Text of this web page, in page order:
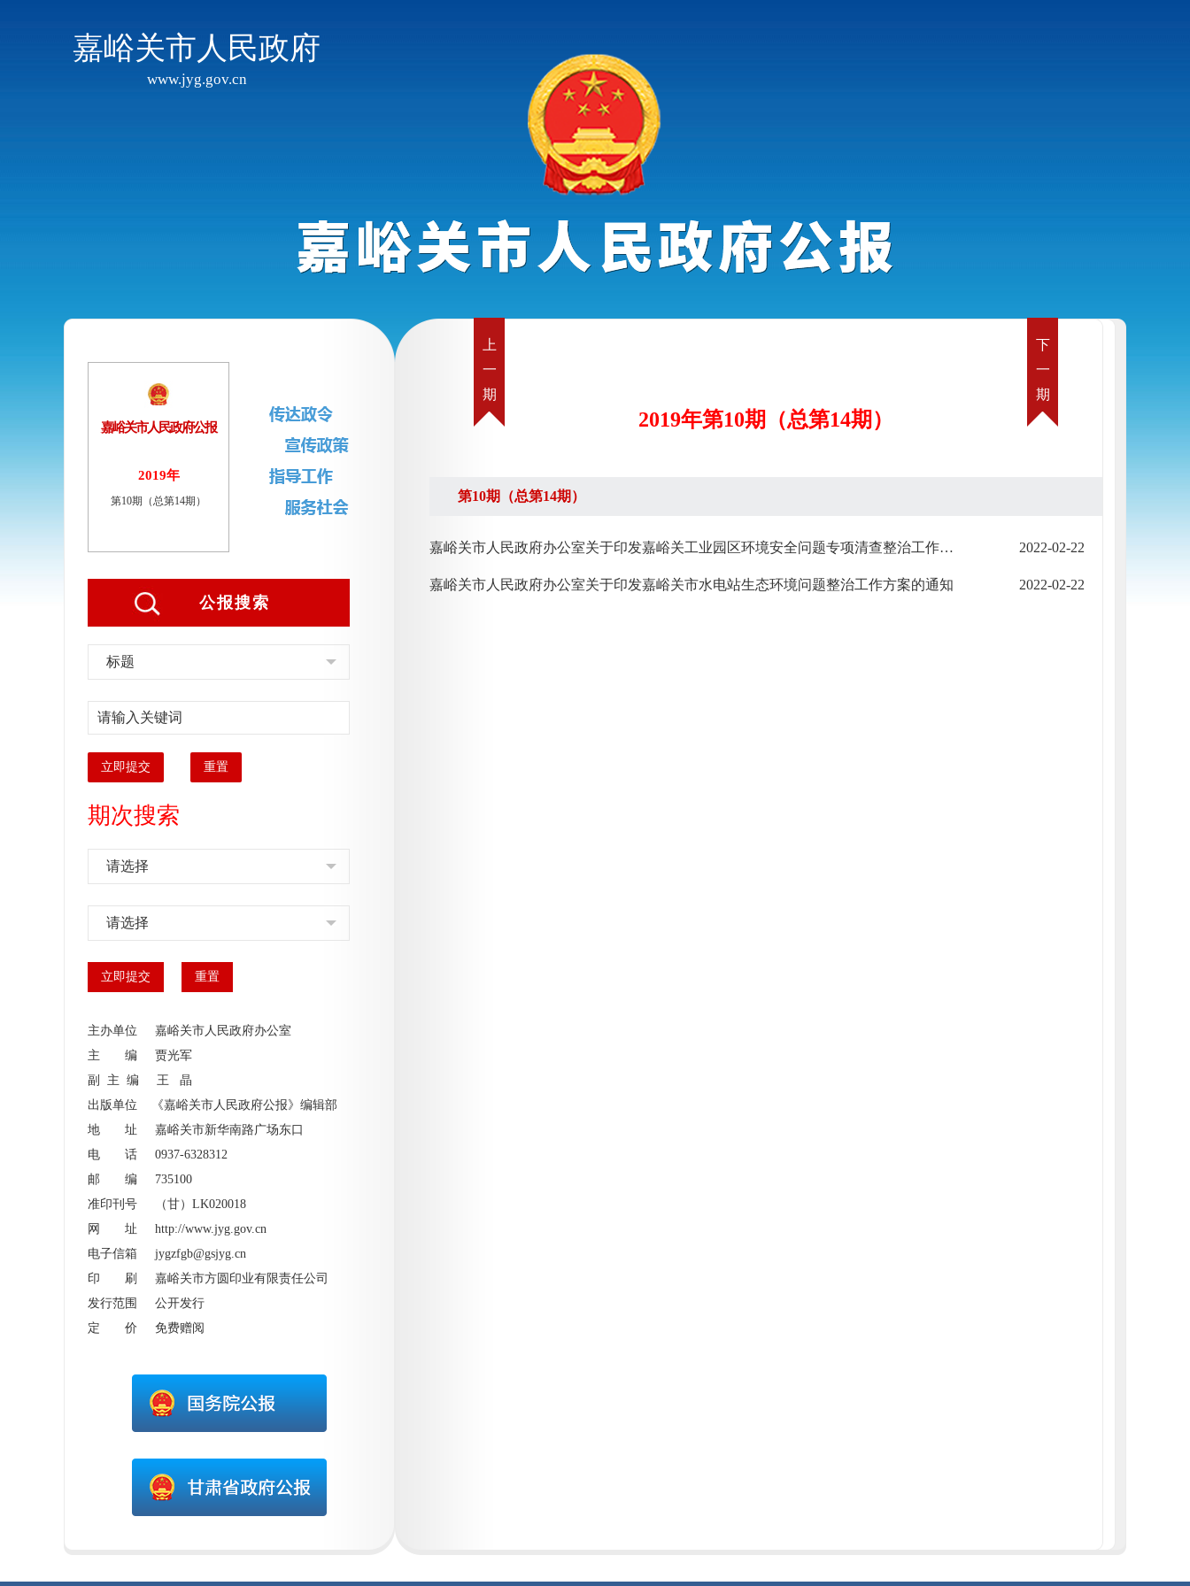
嘉峪关市人民政府
www.jyg.gov.cn
嘉峪关市人民政府公报
2019年
第10期（总第14期）
公报搜索
标题
立即提交 重置
期次搜索
请选择
请选择
主办单位 嘉峪关市人民政府办公室
主 编 贾光军
副 主 编 王 晶
出版单位 《嘉峪关市人民政府公报》编辑部
地 址 嘉峪关市新华南路广场东口
电 话 0937-6328312
邮 编 735100
准印刊号 （甘）LK020018
网 址 http://www.jyg.gov.cn
电子信箱 jygzfgb@gsjyg.cn
印 刷 嘉峪关市方圆印业有限责任公司
发行范围 公开发行
定 价 免费赠阅
2019年第10期（总第14期）
上
一
期
下
一
期
第10期（总第14期）
嘉峪关市人民政府办公室关于印发嘉峪关工业园区环境安全问题专项清查整治工作方案的通知 2022-02-22
嘉峪关市人民政府办公室关于印发嘉峪关市水电站生态环境问题整治工作方案的通知 2022-02-22